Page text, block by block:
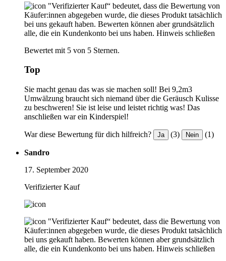
"Verifizierter Kauf“ bedeutet, dass die Bewertung von
Käufer:innen abgegeben wurde, die dieses Produkt tatsächlich
bei uns gekauft haben. Bewerten können aber grundsätzlich
alle, die ein Kundenkonto bei uns haben. Hinweis schließen
Bewertet mit 5 von 5 Sternen.
Top
Sie macht genau das was sie machen soll! Bei 9,2m3
Umwälzung braucht sich niemand über die Geräusch Kulisse
zu beschweren! Sie ist leise und leistet richtig was! Das
anschließen war ein Kinderspiel!
War diese Bewertung für dich hilfreich? Ja (3) Nein (1)
Sandro
17. September 2020
Verifizierter Kauf
"Verifizierter Kauf“ bedeutet, dass die Bewertung von
Käufer:innen abgegeben wurde, die dieses Produkt tatsächlich
bei uns gekauft haben. Bewerten können aber grundsätzlich
alle, die ein Kundenkonto bei uns haben. Hinweis schließen